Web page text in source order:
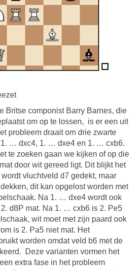
Britse componist Barry Barnes, die
om op te lossen, is er een uit
probleem draait om drie zwarte
1. … dxc4, 1. … dxe4 en 1. … cxb6.
te zoeken gaan we kijken of op die
door wit gereed ligt. Dit blijkt het
vluchtveld d7 gedekt, maar
dit kan opgelost worden met
Na 1. … dxe4 wordt ook
d8P mat. Na 1. … cxb6 is 2. Pe5
wit moet met zijn paard ook
is 2. Pa5 niet mat. Het
worden omdat veld b6 met de
Deze varianten vormen het
extra fase in het probleem